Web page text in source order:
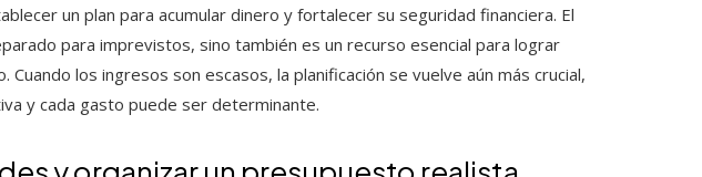
un plan para acumular dinero y fortalecer su seguridad financiera. El
para imprevistos, sino también es un recurso esencial para lograr
los ingresos son escasos, la planificación se vuelve aún más crucial,
y cada gasto puede ser determinante.